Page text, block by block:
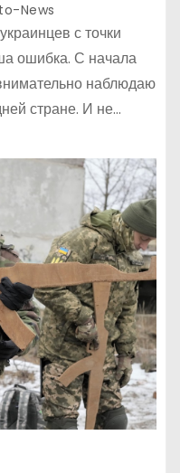
News
с точки
ошибка. С начала
наблюдаю
стране. И не…